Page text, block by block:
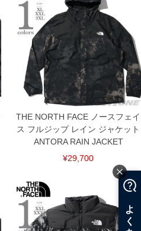
THE NORTH FACE ノースフェイ
ス フルジップ レイン ジャケット
ANTORA RAIN JACKET
¥29,700